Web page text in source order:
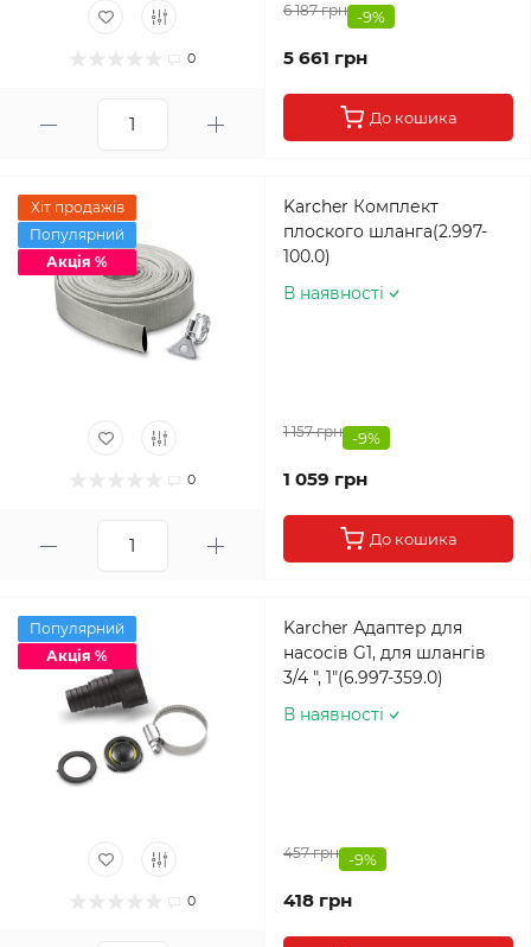
0
6 187 грн -9%
5 661 грн
До кошика
Хіт продажів
Популярний
Акція %
0
Karcher Комплект
плоского шланга(2.997-
100.0)
В наявності
1 157 грн -9%
1 059 грн
До кошика
Популярний
Акція %
0
Karcher Адаптер для
насосів G1, для шлангів
3/4 ", 1"(6.997-359.0)
В наявності
457 грн -9%
418 грн